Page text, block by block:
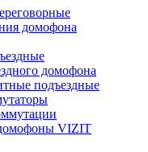
домофона
домофона
подъездные
VIZIT